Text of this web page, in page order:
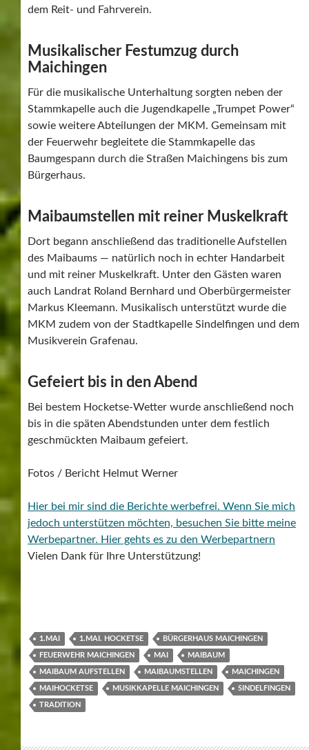
dem Reit- und Fahrverein.
Musikalischer Festumzug durch
Maichingen
Für die musikalische Unterhaltung sorgten neben der
Stammkapelle auch die Jugendkapelle „Trumpet Power“
sowie weitere Abteilungen der MKM. Gemeinsam mit
der Feuerwehr begleitete die Stammkapelle das
Baumgespann durch die Straßen Maichingens bis zum
Bürgerhaus.
Maibaumstellen mit reiner Muskelkraft
Dort begann anschließend das traditionelle Aufstellen
des Maibaums — natürlich noch in echter Handarbeit
und mit reiner Muskelkraft. Unter den Gästen waren
auch Landrat Roland Bernhard und Oberbürgermeister
Markus Kleemann. Musikalisch unterstützt wurde die
MKM zudem von der Stadtkapelle Sindelfingen und dem
Musikverein Grafenau.
Gefeiert bis in den Abend
Bei bestem Hocketse-Wetter wurde anschließend noch
bis in die späten Abendstunden unter dem festlich
geschmückten Maibaum gefeiert.
Fotos / Bericht Helmut Werner
Hier bei mir sind die Berichte werbefrei. Wenn Sie mich
jedoch unterstützen möchten, besuchen Sie bitte meine
Werbepartner. Hier gehts es zu den Werbepartnern
Vielen Dank für Ihre Unterstützung!
1.MAI 1.MAI. HOCKETSE BÜRGERHAUS MAICHINGEN
FEUERWEHR MAICHINGEN MAI MAIBAUM
MAIBAUM AUFSTELLEN MAIBAUMSTELLEN MAICHINGEN
MAIHOCKETSE MUSIKKAPELLE MAICHINGEN SINDELFINGEN
TRADITION